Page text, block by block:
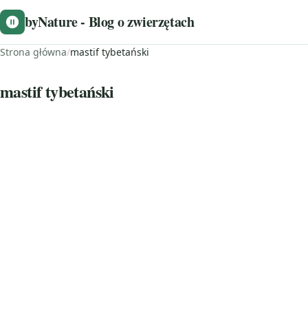
byNature - Blog o zwierzętach
Strona główna/mastif tybetański
mastif tybetański